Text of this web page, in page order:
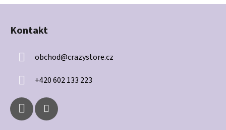
Z
Kontakt
obchod@crazystore.cz
+420 602 133 223